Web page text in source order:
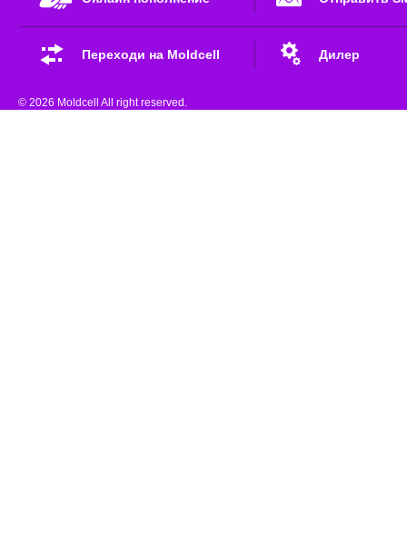
Переходи на Moldcell Дилер
© 2026 Moldcell All right reserved.